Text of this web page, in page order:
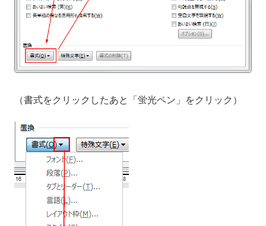
（書式をクリックしたあと「蛍光ペン」をクリック）